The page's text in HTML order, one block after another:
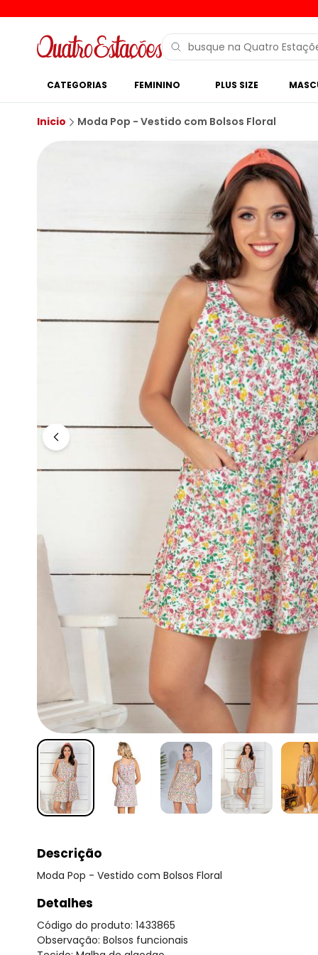
CATEGORIAS FEMININO PLUS SIZE
Inicio Moda Pop - Vestido com Bolsos Floral
Descrição
Moda Pop - Vestido com Bolsos Floral
Detalhes
Código do produto: 1433865
Observação: Bolsos funcionais